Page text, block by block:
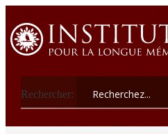
Rechercher: